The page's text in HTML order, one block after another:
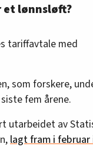
lønnsløft?
tariffavtale med
som forskere,
fem årene.
utarbeidet av
lagt fram i februar